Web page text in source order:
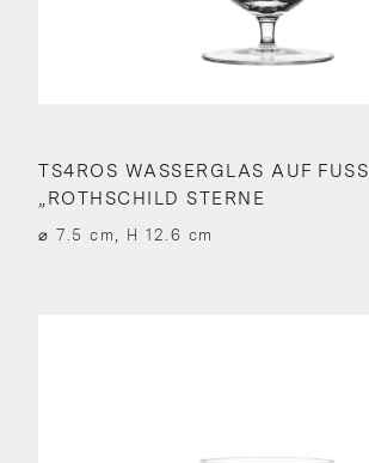
TS4ROS WASSERGLAS AUF FUSS „
ROTHSCHILD STERNE
⌀ 7.5 cm, H 12.6 cm